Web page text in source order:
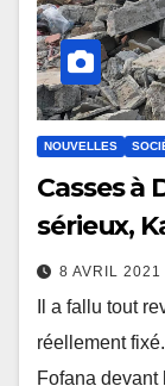
NOUVELLES
Casses à
sérieux,
8 AVRIL 2021
Il a fallu tout
réellement
Fofana devant